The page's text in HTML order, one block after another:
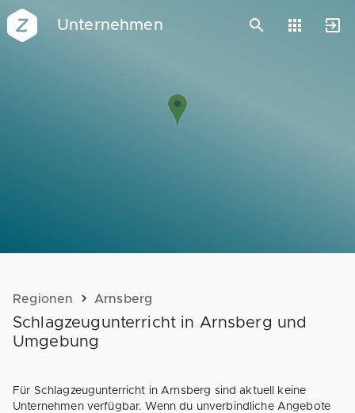
Unternehmen
Vorlagen
Regionen Arnsberg
Schlagzeugunterricht in Arnsberg und
Umgebung
Für Schlagzeugunterricht in Arnsberg sind aktuell keine
Unternehmen verfügbar. Wenn du unverbindliche Angebote